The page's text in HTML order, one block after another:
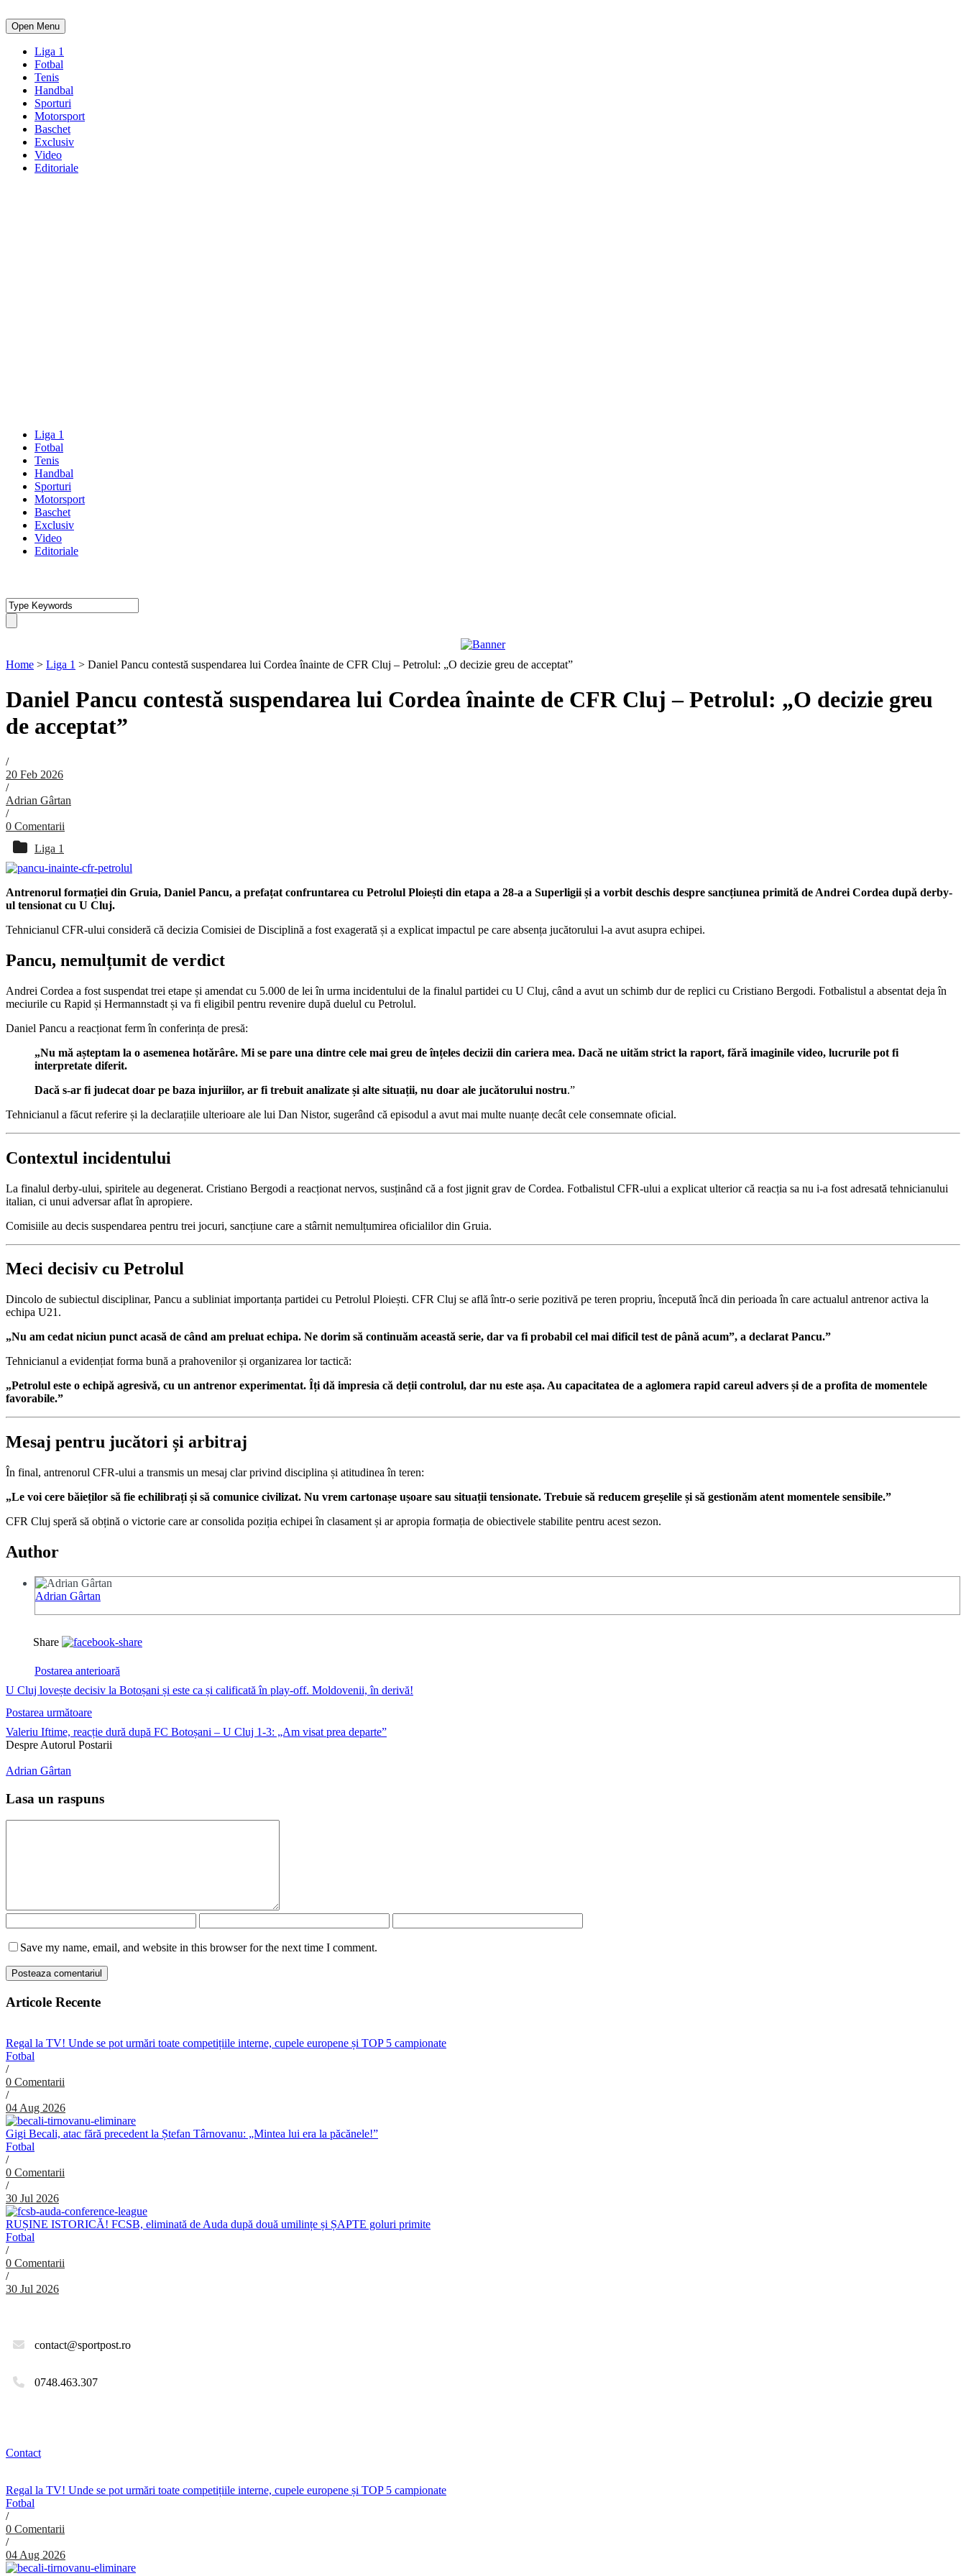
Open Menu
Liga 1
Fotbal
Tenis
Handbal
Sporturi
Motorsport
Baschet
Exclusiv
Video
Editoriale
Liga 1
Fotbal
Tenis
Handbal
Sporturi
Motorsport
Baschet
Exclusiv
Video
Editoriale
Home > Liga 1 > Daniel Pancu contestă suspendarea lui Cordea înainte de CFR Cluj – Petrolul: „O decizie greu de acceptat”
Daniel Pancu contestă suspendarea lui Cordea înainte de CFR Cluj – Petrolul: „O decizie greu
de acceptat”
/
20 Feb 2026
/
Adrian Gârtan
/
0 Comentarii
Liga 1
Antrenorul formației din Gruia, Daniel Pancu, a prefațat confruntarea cu Petrolul Ploiești din etapa a 28-a a Superligii și a vorbit deschis despre sancțiunea primită de Andrei Cordea după derby-
ul tensionat cu U Cluj.
Tehnicianul CFR-ului consideră că decizia Comisiei de Disciplină a fost exagerată și a explicat impactul pe care absența jucătorului l-a avut asupra echipei.
Pancu, nemulțumit de verdict
Andrei Cordea a fost suspendat trei etape și amendat cu 5.000 de lei în urma incidentului de la finalul partidei cu U Cluj, când a avut un schimb dur de replici cu Cristiano Bergodi. Fotbalistul a absentat deja în
meciurile cu Rapid și Hermannstadt și va fi eligibil pentru revenire după duelul cu Petrolul.
Daniel Pancu a reacționat ferm în conferința de presă:
„Nu mă așteptam la o asemenea hotărâre. Mi se pare una dintre cele mai greu de înțeles decizii din cariera mea. Dacă ne uităm strict la raport, fără imaginile video, lucrurile pot fi
interpretate diferit.
Dacă s-ar fi judecat doar pe baza injuriilor, ar fi trebuit analizate și alte situații, nu doar ale jucătorului nostru.”
Tehnicianul a făcut referire și la declarațiile ulterioare ale lui Dan Nistor, sugerând că episodul a avut mai multe nuanțe decât cele consemnate oficial.
Contextul incidentului
La finalul derby-ului, spiritele au degenerat. Cristiano Bergodi a reacționat nervos, susținând că a fost jignit grav de Cordea. Fotbalistul CFR-ului a explicat ulterior că reacția sa nu i-a fost adresată tehnicianului
italian, ci unui adversar aflat în apropiere.
Comisiile au decis suspendarea pentru trei jocuri, sancțiune care a stârnit nemulțumirea oficialilor din Gruia.
Meci decisiv cu Petrolul
Dincolo de subiectul disciplinar, Pancu a subliniat importanța partidei cu Petrolul Ploiești. CFR Cluj se află într-o serie pozitivă pe teren propriu, începută încă din perioada în care actualul antrenor activa la
echipa U21.
„Nu am cedat niciun punct acasă de când am preluat echipa. Ne dorim să continuăm această serie, dar va fi probabil cel mai dificil test de până acum”, a declarat Pancu.”
Tehnicianul a evidențiat forma bună a prahovenilor și organizarea lor tactică:
„Petrolul este o echipă agresivă, cu un antrenor experimentat. Îți dă impresia că deții controlul, dar nu este așa. Au capacitatea de a aglomera rapid careul advers și de a profita de momentele
favorabile.”
Mesaj pentru jucători și arbitraj
În final, antrenorul CFR-ului a transmis un mesaj clar privind disciplina și atitudinea în teren:
„Le voi cere băieților să fie echilibrați și să comunice civilizat. Nu vrem cartonașe ușoare sau situații tensionate. Trebuie să reducem greșelile și să gestionăm atent momentele sensibile.”
CFR Cluj speră să obțină o victorie care ar consolida poziția echipei în clasament și ar apropia formația de obiectivele stabilite pentru acest sezon.
Author
Adrian Gârtan
Share
Postarea anterioară
U Cluj lovește decisiv la Botoșani și este ca și calificată în play-off. Moldovenii, în derivă!
Postarea următoare
Valeriu Iftime, reacție dură după FC Botoșani – U Cluj 1-3: „Am visat prea departe”
Despre Autorul Postarii
Adrian Gârtan
Lasa un raspuns
Save my name, email, and website in this browser for the next time I comment.
Articole Recente
Regal la TV! Unde se pot urmări toate competițiile interne, cupele europene și TOP 5 campionate
Fotbal
/
0 Comentarii
/
04 Aug 2026
Gigi Becali, atac fără precedent la Ștefan Târnovanu: „Mintea lui era la păcănele!”
Fotbal
/
0 Comentarii
/
30 Jul 2026
RUȘINE ISTORICĂ! FCSB, eliminată de Auda după două umilințe și ȘAPTE goluri primite
Fotbal
/
0 Comentarii
/
30 Jul 2026
contact@sportpost.ro
0748.463.307
Contact
Regal la TV! Unde se pot urmări toate competițiile interne, cupele europene și TOP 5 campionate
Fotbal
/
0 Comentarii
/
04 Aug 2026